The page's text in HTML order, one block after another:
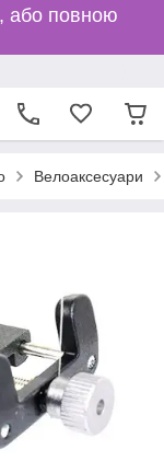
або повною
Велоаксесуари